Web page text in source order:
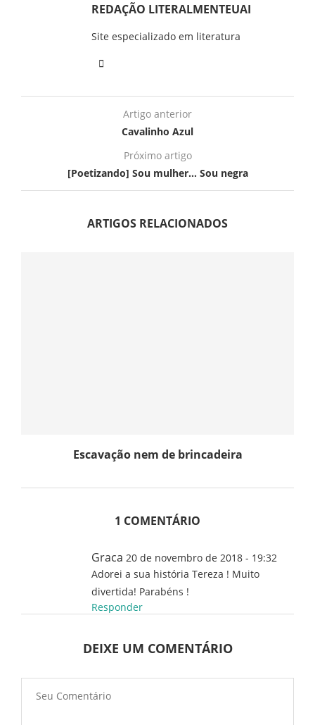
REDAÇÃO LITERALMENTEUAI
Site especializado em literatura
Artigo anterior
Cavalinho Azul
Próximo artigo
[Poetizando] Sou mulher… Sou negra
ARTIGOS RELACIONADOS
Escavação nem de brincadeira
1 COMENTÁRIO
Graca 20 de novembro de 2018 - 19:32
Adorei a sua história Tereza ! Muito
divertida! Parabéns !
Responder
DEIXE UM COMENTÁRIO